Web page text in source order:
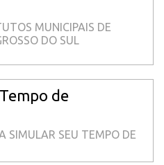
MUNICIPAIS DE
DO SUL
de
SIMULAR SEU TEMPO DE